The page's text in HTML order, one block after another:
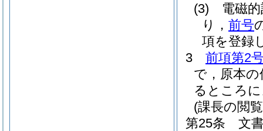
(3)
電磁
り， 前号
項を登録
3
前項第2
で，原本
るところ
(課長の閲
第25条
文